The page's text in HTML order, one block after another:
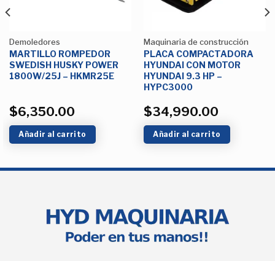
Demoledores
MARTILLO ROMPEDOR
SWEDISH HUSKY POWER
1800W/25J – HKMR25E
$6,350.00
Añadir al carrito
Maquinaria de construcción
PLACA COMPACTADORA
HYUNDAI CON MOTOR
HYUNDAI 9.3 HP –
HYPC3000
$34,990.00
Añadir al carrito